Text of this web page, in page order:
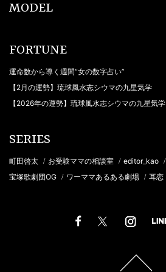
MODEL
FORTUNE
運命数から導く週間“女の数字占い”
【2月の運勢】琉球風水志シウマの九星気学
【2026年の運勢】琉球風水志シウマの九星気学
SERIES
町田啓太 / お受験ママの相談室 / editor_kao /
宝塚歌劇団OG / ワーママあるある劇場 / 耳恋